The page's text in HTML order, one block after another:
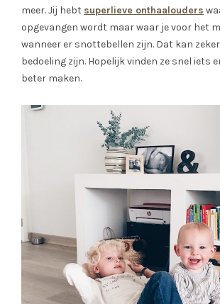
meer. Jij hebt superlieve onthaalouders
opgevangen wordt maar waar je voor het
wanneer er snottebellen zijn. Dat kan
bedoeling zijn. Hopelijk vinden ze snel iets
beter maken.